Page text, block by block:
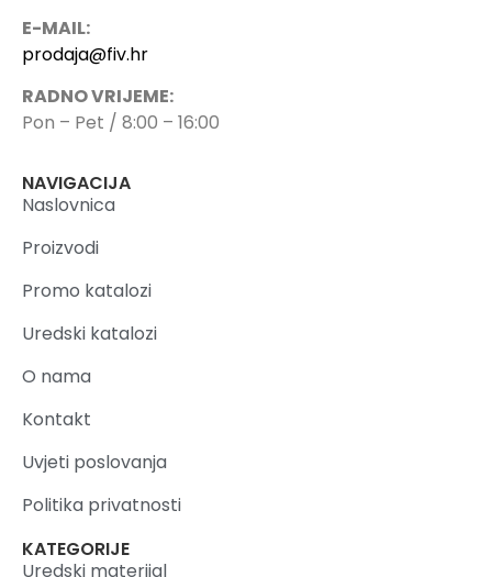
E-MAIL:
prodaja@fiv.hr
RADNO VRIJEME:
Pon – Pet / 8:00 – 16:00
NAVIGACIJA
Naslovnica
Proizvodi
Promo katalozi
Uredski katalozi
O nama
Kontakt
Uvjeti poslovanja
Politika privatnosti
KATEGORIJE
Uredski materijal